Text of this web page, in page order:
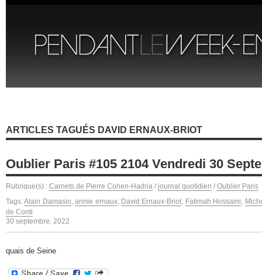
ARTICLES TAGUÉS DAVID ERNAUX-BRIOT
Oublier Paris #105 2104 Vendredi 30
Rubrique(s) : Carnets de Pierre Cohen-Hadria / journal quotidien / Oublier Paris
Tags:Alain Damasio,annie ernaux, David Ernaux-Briot, Fatimah Hossaini,
de Conti
30 septembre, 2022
quais de Seine